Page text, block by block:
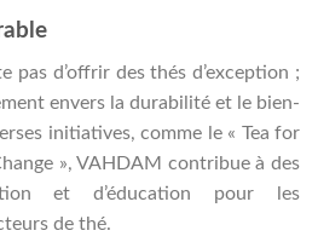
pas d’offrir des thés d’exception ;
envers la durabilité et le bien-
initiatives, comme le « Tea for
», VAHDAM contribue à des
et d’éducation pour les
de thé.